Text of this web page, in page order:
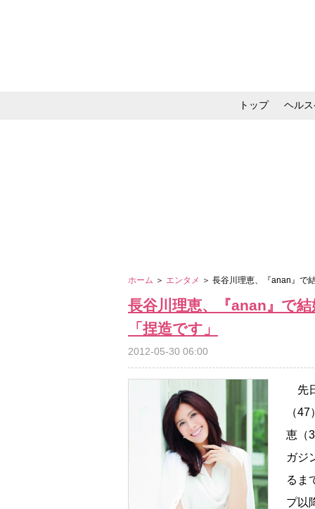
トップ ヘル
ホーム ＞ エンタメ ＞ 長谷川理恵、『anan』で
長谷川理恵、『anan』で
「捏造です」
2012-05-30 06:00
先
（
恵（
ガジ
るま
プ以